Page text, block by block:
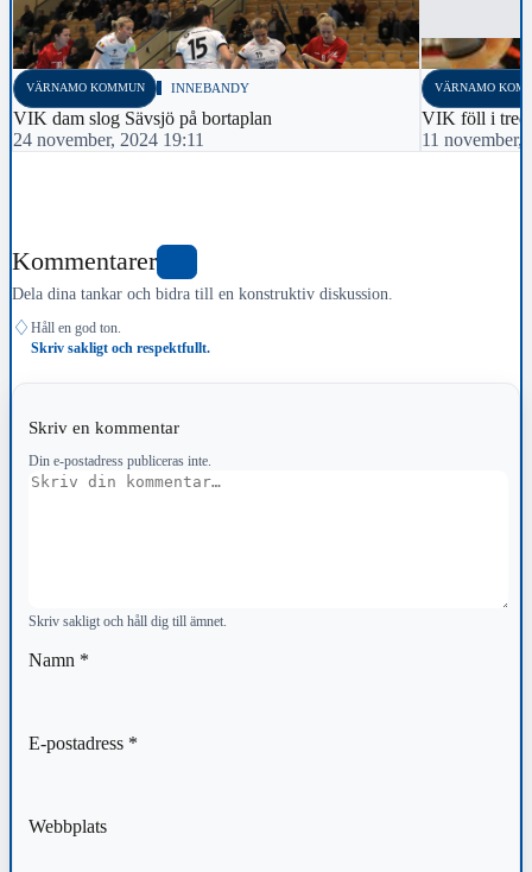
VÄRNAMO KOMMUN INNEBANDY
VIK dam slog Sävsjö på bortaplan
24 november, 2024 19:11
VÄRNAMO
VIK föll i
11 november,
Kommentarer
Dela dina tankar och bidra till en konstruktiv diskussion.
♢ Håll en god ton.
Skriv sakligt och respektfullt.
Skriv en kommentar
Din e-postadress publiceras inte.
Kommentar
Skriv sakligt och håll dig till ämnet.
Namn *
E-postadress *
Webbplats